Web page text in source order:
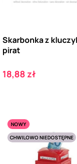
Skarbonka z
pirat
Cena
18,88 zł
NOWY
CHWILOWO NIEDOSTĘPNE